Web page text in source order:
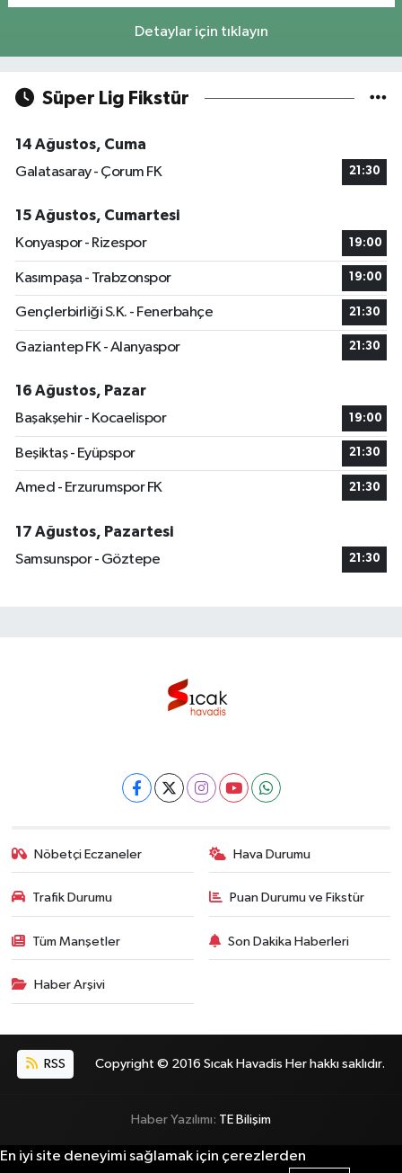
Detaylar için tıklayın
Süper Lig Fikstür
14 Ağustos, Cuma
Galatasaray - Çorum FK
21:30
15 Ağustos, Cumartesi
Konyaspor - Rizespor
19:00
Kasımpaşa - Trabzonspor 19:00
Gençlerbirliği S.K. - Fenerbahçe 21:30
Gaziantep FK - Alanyaspor 21:30
16 Ağustos, Pazar
Başakşehir - Kocaelispor
19:00
Beşiktaş - Eyüpspor 21:30
Amed - Erzurumspor FK 21:30
17 Ağustos, Pazartesi
Samsunspor - Göztepe
21:30
Nöbetçi Eczaneler Hava Durumu
Trafik Durumu Puan Durumu ve Fikstür
Tüm Manşetler Son Dakika Haberleri
Haber Arşivi
RSS Copyright © 2016 Sıcak Havadis Her hakkı saklıdır.
Haber Yazılımı: TE Bilişim
En iyi site deneyimi sağlamak için çerezlerden